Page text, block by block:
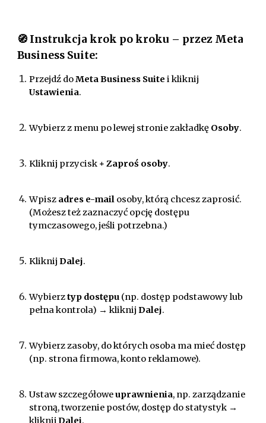
🧭 Instrukcja krok po kroku – przez Meta
Business Suite:
Przejdź doMeta Business Suite i kliknij
Ustawienia.
Wybierz z menu po lewej stronie zakładkę Osoby.
Kliknij przycisk + Zaproś osoby.
Wpisz adres e-mail osoby, którą chcesz zaprosić.
(Możesz też zaznaczyć opcję dostępu
tymczasowego, jeśli potrzebna.)
KliknijDalej.
Wybierztyp dostępu (np. dostęp podstawowy lub
pełna kontrola) → kliknijDalej.
Wybierz zasoby, do których osoba ma mieć dostęp
(np. strona firmowa, konto reklamowe).
Ustaw szczegółoweuprawnienia, np. zarządzanie
stroną, tworzenie postów, dostęp do statystyk →
kliknij Dalej.